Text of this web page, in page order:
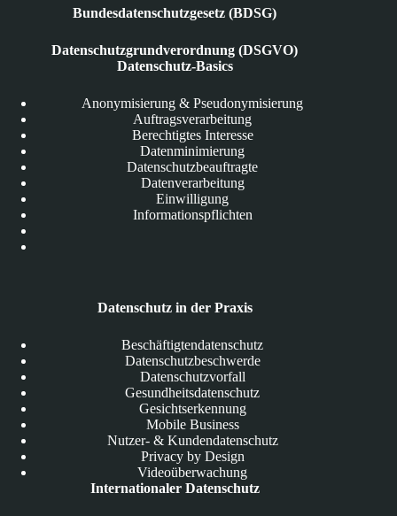
Bundesdatenschutzgesetz (BDSG)
Datenschutzgrundverordnung (DSGVO)
Datenschutz-Basics
Anonymisierung & Pseudonymisierung
Auftragsverarbeitung
Berechtigtes Interesse
Datenminimierung
Datenschutzbeauftragte
Datenverarbeitung
Einwilligung
Informationspflichten
Datenschutz in der Praxis
Beschäftigtendatenschutz
Datenschutzbeschwerde
Datenschutzvorfall
Gesundheitsdatenschutz
Gesichtserkennung
Mobile Business
Nutzer- & Kundendatenschutz
Privacy by Design
Videoüberwachung
Internationaler Datenschutz